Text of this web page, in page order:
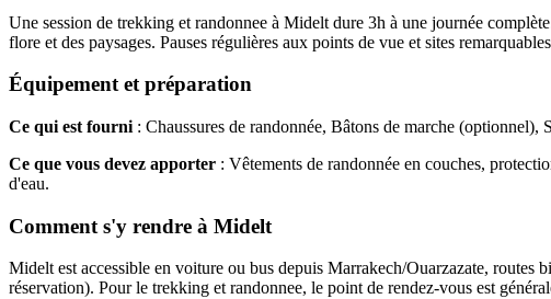
Une session de trekking et randonnee à Midelt dure 3h à une journée
flore et des paysages. Pauses régulières aux points de vue et sites
Équipement et préparation
Ce qui est fourni : Chaussures de randonnée, Bâtons de marche (optionnel),
Ce que vous devez apporter : Vêtements de randonnée en couches,
d'eau.
Comment s'y rendre à Midelt
Midelt est accessible en voiture ou bus depuis Marrakech/Ouarzazate, routes
réservation). Pour le trekking et randonnee, le point de rendez-vous est